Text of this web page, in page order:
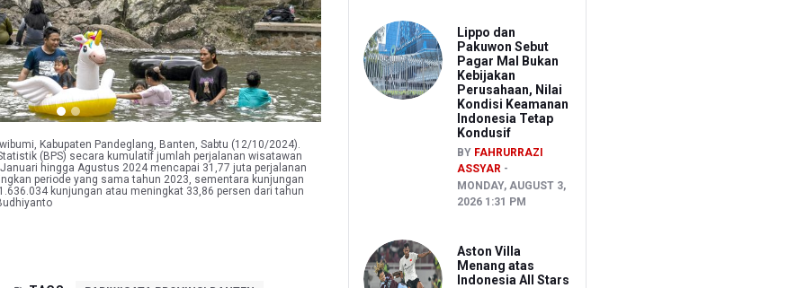
Kabupaten Pandeglang, Banten, Sabtu (12/10/2024).
(BPS) secara kumulatif jumlah perjalanan wisatawan
hingga Agustus 2024 mencapai 31,77 juta perjalanan
periode yang sama tahun 2023, sementara kunjungan
kunjungan atau meningkat 33,86 persen dari tahun
Lippo dan
Pakuwon Sebut
Pagar Mal Bukan
Kebijakan
Perusahaan, Nilai
Kondisi Keamanan
Indonesia Tetap
Kondusif
BY FAHRURRAZI
ASSYAR
MONDAY, AUGUST 3,
2026 1:31 PM
Aston Villa
Menang atas
Indonesia All Stars